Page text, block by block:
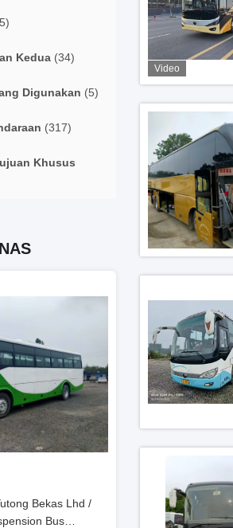
Kedua (34)
Digunakan (5)
(317)
Khusus
Yutong Bus
Bus Mesin
44 Kursi Bekas Bus
Bus Pelatih Bekas
Video